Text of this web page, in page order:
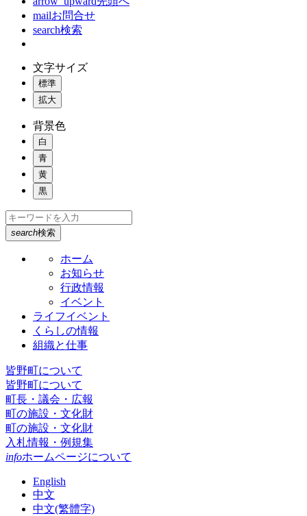
mailお問合せ
search検索
文字サイズ
標準
拡大
背景色
白
青
黄
黒
search検索
ホーム
お知らせ
行政情報
イベント
ライフイベント
くらしの情報
組織と仕事
皆野町について
皆野町について
町長・議会・広報
町の施設・文化財
町の施設・文化財
入札情報・例規集
infoホームページについて
English
中文
中文(繁體字)